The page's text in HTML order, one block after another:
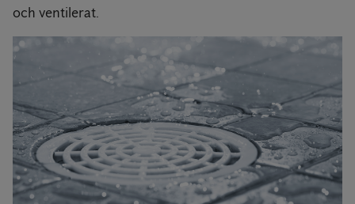
och ventilerat.